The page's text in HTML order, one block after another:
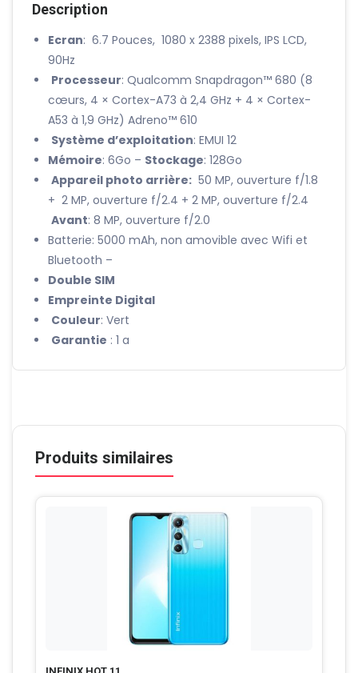
Description
Ecran: 6.7 Pouces, 1080 x 2388 pixels, IPS LCD,
90Hz
Processeur: Qualcomm Snapdragon™ 680 (8
cœurs, 4 × Cortex-A73 à 2,4 GHz + 4 × Cortex-
A53 à 1,9 GHz) Adreno™ 610
Système d’exploitation: EMUI 12
Mémoire: 6Go – Stockage: 128Go
Appareil photo arrière: 50 MP, ouverture f/1.8
+ 2 MP, ouverture f/2.4 + 2 MP, ouverture f/2.4
Avant: 8 MP, ouverture f/2.0
Batterie: 5000 mAh, non amovible avec Wifi et
Bluetooth –
Double SIM
Empreinte Digital
Couleur: Vert
Garantie : 1 a
Produits similaires
INFINIX HOT 11